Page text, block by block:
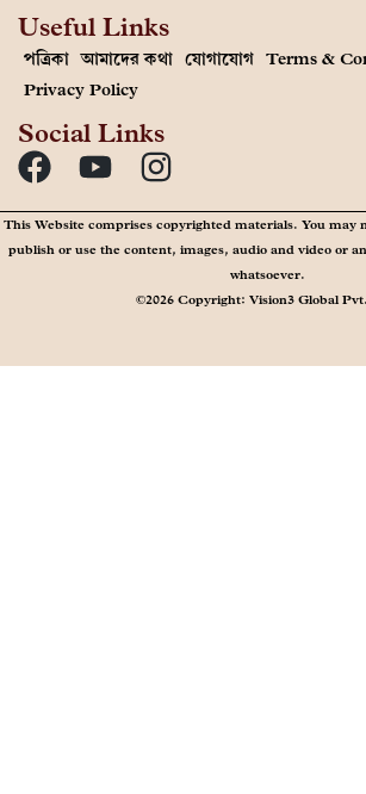
Useful Links
পত্রিকা আমাদের কথা যোগাযোগ Terms &
Privacy Policy
Social Links
This Website comprises copyrighted materials. You may
publish or use the content, images, audio and video or
whatsoever.
©2026 Copyright: Vision3 Global